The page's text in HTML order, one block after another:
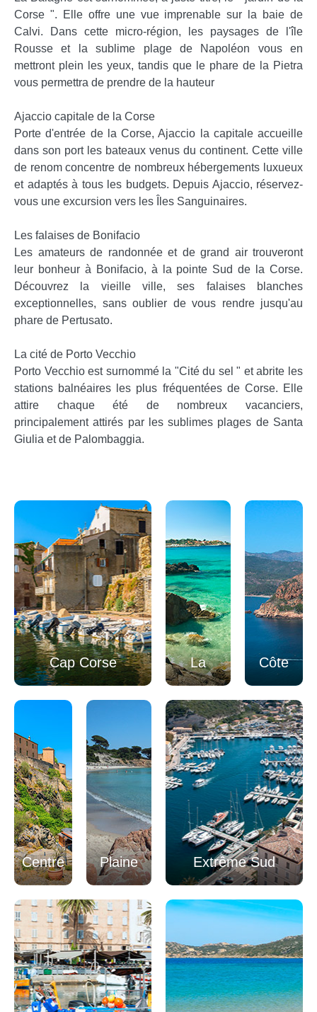
Corse ". Elle offre une vue imprenable sur la baie de
Calvi. Dans cette micro-région, les paysages de l'île
Rousse et la sublime plage de Napoléon vous en
mettront plein les yeux, tandis que le phare de la Pietra
vous permettra de prendre de la hauteur
Ajaccio capitale de la Corse
Porte d'entrée de la Corse, Ajaccio la capitale accueille
dans son port les bateaux venus du continent. Cette ville
de renom concentre de nombreux hébergements luxueux
et adaptés à tous les budgets. Depuis Ajaccio, réservez-
vous une excursion vers les Îles Sanguinaires.
Les falaises de Bonifacio
Les amateurs de randonnée et de grand air trouveront
leur bonheur à Bonifacio, à la pointe Sud de la Corse.
Découvrez la vieille ville, ses falaises blanches
exceptionnelles, sans oublier de vous rendre jusqu'au
phare de Pertusato.
La cité de Porto Vecchio
Porto Vecchio est surnommé la "Cité du sel " et abrite les
stations balnéaires les plus fréquentées de Corse. Elle
attire chaque été de nombreux vacanciers,
principalement attirés par les sublimes plages de Santa
Giulia et de Palombaggia.
Cap Corse La
Balagne
Côte
Ouest
Centre
Corse
Plaine
Orientale
Extrême Sud